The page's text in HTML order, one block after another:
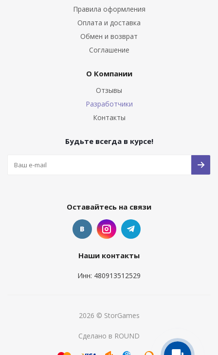
Правила оформления
Оплата и доставка
Обмен и возврат
Соглашение
О Компании
Отзывы
Разработчики
Контакты
Будьте всегда в курсе!
Оставайтесь на связи
Наши контакты
Инн: 480913512529
2026 © StorGames
Сделано в ROUND